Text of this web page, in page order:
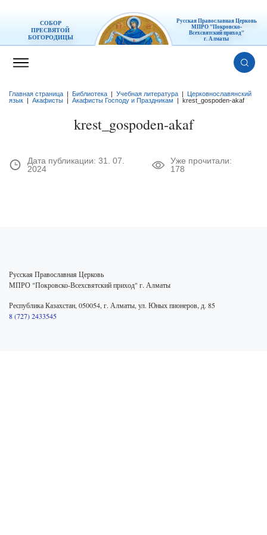
СОБОР
ПРЕСВЯТОЙ
БОГОРОДИЦЫ
Русская Православная Церковь
МПРО "Покровско-
Всехсвятский приход"
г. Алматы
Главная страница Библиотека Учебная литература
Церковнославянский
язык
Акафисты Акафисты Господу и Праздникам krest_gospoden-akaf
krest_gospoden-akaf
Дата публикации:31. 07.
2024
Уже прочитали:
178
Русская Православная Церковь
МПРО "Покровско-Всехсвятский приход" г. Алматы
Республика Казахстан, 050054, г. Алматы, ул. Юных пионеров, д. 85
8 (727) 2433545